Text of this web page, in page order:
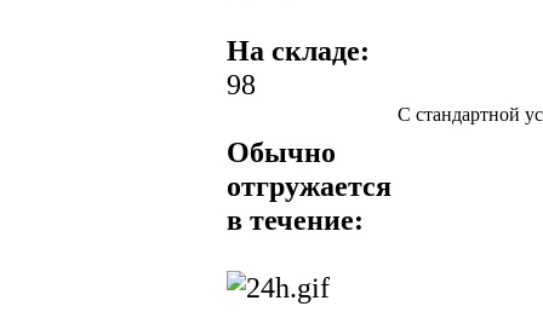
На складе:
98
Обычно
отгружается
в течение:
С стандартной